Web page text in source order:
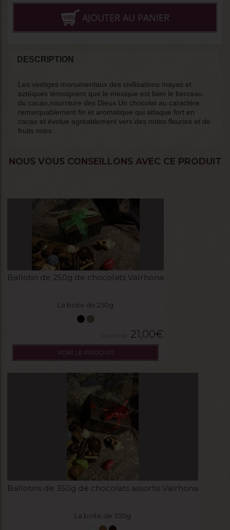
AJOUTER AU PANIER
DESCRIPTION
Les vestiges monumentaux des civilisations mayas et
aztéques témoignent que le mexique est bien le berceau
du cacao,nourriture des Dieux.Un chocolat au caractére
remarquablement fin et aromatique qui attaque fort en
cacao et évolue agréablement vers des notes fleuries et de
fruits noirs.
NOUS VOUS CONSEILLONS AVEC CE PRODUIT
Ballotin de 250g de chocolats Valrhona
La boite de 250g
21,00€
VOIR LE PRODUIT
Ballotins de 350g de chocolats assortis Valrhona
La boite de 350g